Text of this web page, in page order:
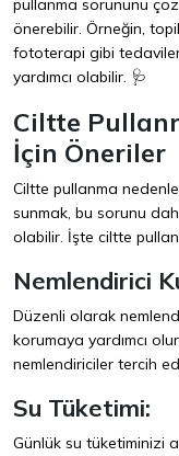
pullanma sorununu
önerebilir. Örneğin,
fototerapi gibi
yardımcı olabilir. 🩺
Ciltte
İçin Öneriler
Ciltte pullanma
sunmak, bu sorunu
olabilir. İşte ciltte
Nemlendirici
Düzenli olarak
korumaya yardımcı
nemlendiriciler tercih
Su Tüketimi:
Günlük su tüketiminizi